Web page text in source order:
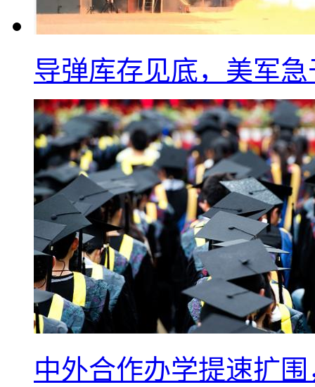
导弹库存见底，美军
中外合作办学提速扩